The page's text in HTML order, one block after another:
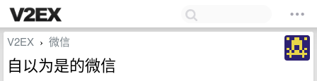
V2EX › 微信
自以为是的微信